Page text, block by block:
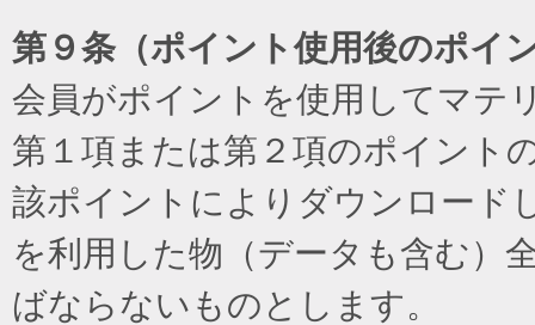
第９条（ポイント使用後のポイ
会員がポイントを使用してマテ
第１項または第２項のポイント
該ポイントによりダウンロード
を利用した物（データも含む）
ばならないものとします。